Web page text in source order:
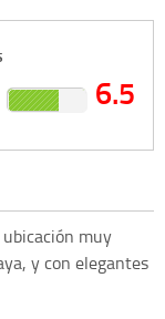
6.5
muy
y con elegantes